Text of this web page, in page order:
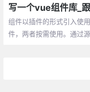
可以定义属性的类型，也
写一个vue组件库_
组件以插件的形式引入使
件，两者按需使用。通过